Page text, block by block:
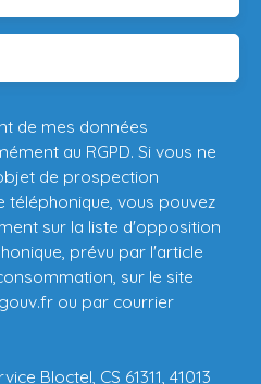
de mes données
au RGPD. Si vous ne
de prospection
téléphonique, vous pouvez
sur la liste d'opposition
prévu par l'article
sur le site
ou par courrier
Bloctel, CS 61311, 41013